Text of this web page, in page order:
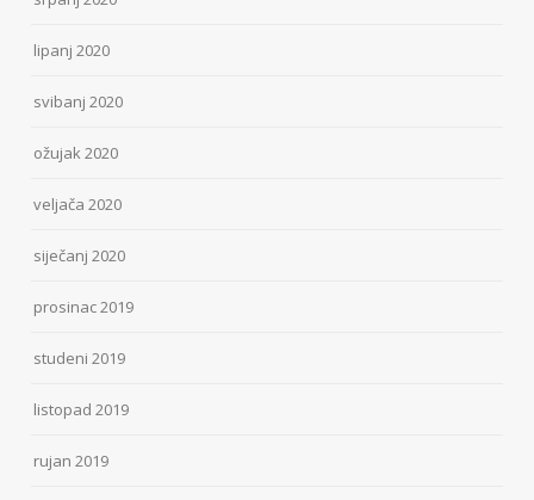
lipanj 2020
svibanj 2020
ožujak 2020
veljača 2020
siječanj 2020
prosinac 2019
studeni 2019
listopad 2019
rujan 2019